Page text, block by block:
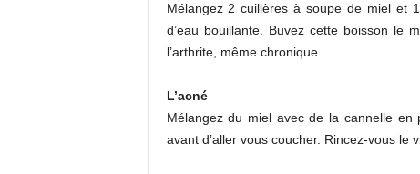
Mélangez 2 cuillères à soupe de miel et
d’eau bouillante. Buvez cette boisson le
l’arthrite, même chronique.
L’acné
Mélangez du miel avec de la cannelle en
avant d’aller vous coucher. Rincez-vous le